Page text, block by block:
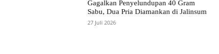
Gagalkan Penyelundupan 40 Gram
Sabu, Dua Pria Diamankan di Jalinsum
27 Juli 2026